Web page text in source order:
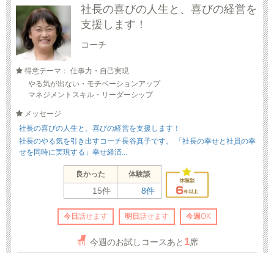
社長の喜びの人生と、喜びの経営を
支援します！
コーチ
得意テーマ： 仕事力・自己実現
やる気が出ない・モチベーションアップ
マネジメントスキル・リーダーシップ
メッセージ
社長の喜びの人生と、喜びの経営を支援します！
社長のやる気を引き出すコーチ長谷真子です。 「社長の幸せと社員の幸
せを同時に実現する」幸せ経済...
良かった 体験談
15件 8件
今日 話せます 明日 話せます 今週OK
今週のお試しコースあと 1席